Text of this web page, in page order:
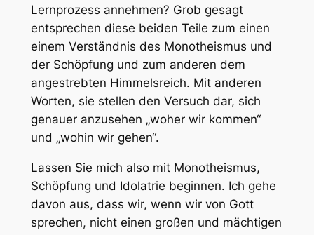
Lernprozess annehmen? Grob gesagt
entsprechen diese beiden Teile zum einen
einem Verständnis des Monotheismus und
der Schöpfung und zum anderen dem
angestrebten Himmelsreich. Mit anderen
Worten, sie stellen den Versuch dar, sich
genauer anzusehen „woher wir kommen“
und „wohin wir gehen“.
Lassen Sie mich also mit Monotheismus,
Schöpfung und Idolatrie beginnen. Ich gehe
davon aus, dass wir, wenn wir von Gott
sprechen, nicht einen großen und mächtigen